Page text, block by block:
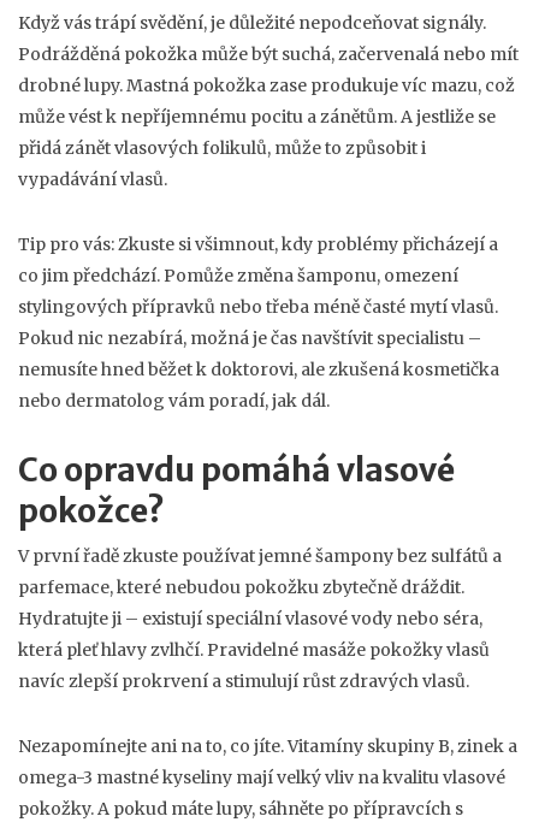
Když vás trápí svědění, je důležité nepodceňovat signály.
Podrážděná pokožka může být suchá, začervenalá nebo mít
drobné lupy. Mastná pokožka zase produkuje víc mazu, což
může vést k nepříjemnému pocitu a zánětům. A jestliže se
přidá zánět vlasových folikulů, může to způsobit i
vypadávání vlasů.
Tip pro vás: Zkuste si všimnout, kdy problémy přicházejí a
co jim předchází. Pomůže změna šamponu, omezení
stylingových přípravků nebo třeba méně časté mytí vlasů.
Pokud nic nezabírá, možná je čas navštívit specialistu –
nemusíte hned běžet k doktorovi, ale zkušená kosmetička
nebo dermatolog vám poradí, jak dál.
Co opravdu pomáhá vlasové
pokožce?
V první řadě zkuste používat jemné šampony bez sulfátů a
parfemace, které nebudou pokožku zbytečně dráždit.
Hydratujte ji – existují speciální vlasové vody nebo séra,
která pleť hlavy zvlhčí. Pravidelné masáže pokožky vlasů
navíc zlepší prokrvení a stimulují růst zdravých vlasů.
Nezapomínejte ani na to, co jíte. Vitamíny skupiny B, zinek a
omega-3 mastné kyseliny mají velký vliv na kvalitu vlasové
pokožky. A pokud máte lupy, sáhněte po přípravcích s